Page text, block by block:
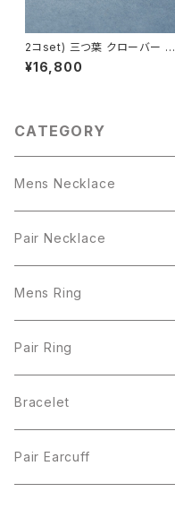
2コset) 三つ葉 クローバー ペ
ア ネックレス シルバー925
¥16,800
CATEGORY
Mens Necklace
Pair Necklace
Mens Ring
Pair Ring
Bracelet
Pair Earcuff